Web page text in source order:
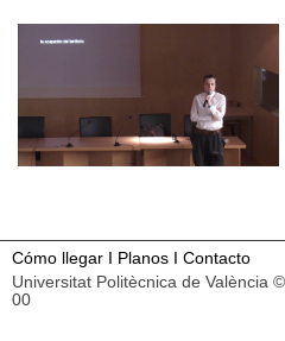
Cómo llegar I Planos I Contacto
Universitat Politècnica de València
00